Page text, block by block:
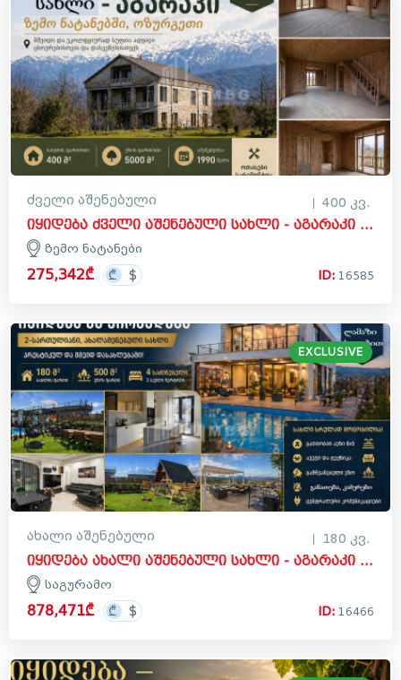
ძველი აშენებული 400 კვ.
იყიდება ძველი აშენებული სახლი - აგარაკი ზემო ნატანებში, ოზურგეთი
ზემო ნატანები
275,342₾ ID: 16585
EXCLUSIVE
ახალი აშენებული 180 კვ.
იყიდება ახალი აშენებული სახლი - აგარაკი საგურამოში, მცხეთა
საგურამო
878,471₾ ID: 16466